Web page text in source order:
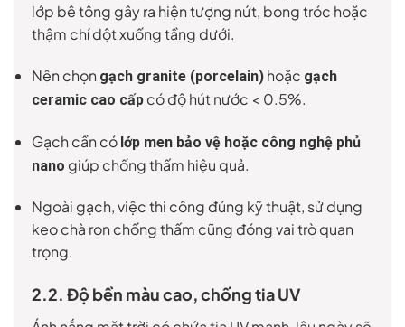
lớp bê tông gây ra hiện tượng nứt, bong tróc hoặc
thậm chí dột xuống tầng dưới.
Nên chọn gạch granite (porcelain) hoặc gạch
ceramic cao cấp có độ hút nước < 0.5%.
Gạch cần có lớp men bảo vệ hoặc công nghệ phủ
nano giúp chống thấm hiệu quả.
Ngoài gạch, việc thi công đúng kỹ thuật, sử dụng
keo chà ron chống thấm cũng đóng vai trò quan
trọng.
2.2. Độ bền màu cao, chống tia UV